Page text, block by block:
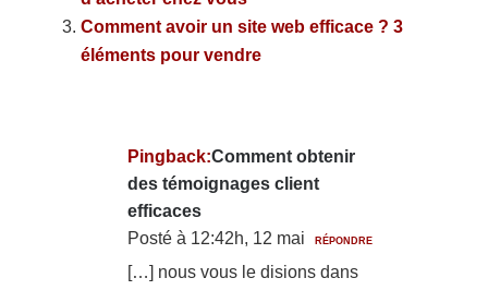
Comment avoir un site web efficace ? 3
éléments pour vendre
Pingback:Comment obtenir
des témoignages client
efficaces
Posté à 12:42h, 12 mai
RÉPONDRE
[…] nous vous le disions dans